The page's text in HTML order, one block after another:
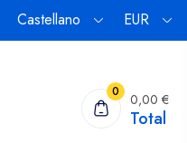
Castellano EUR
0 0,00 €
Total